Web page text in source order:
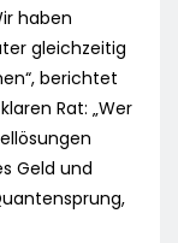
haben
gleichzeitig
berichtet
Rat: „Wer
Geld und